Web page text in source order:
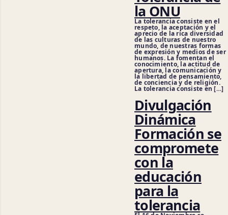
la ONU
La tolerancia consiste en el
respeto, la aceptación y el
aprecio de la rica diversidad
de las culturas de nuestro
mundo, de nuestras formas
de expresión y medios de ser
humanos. La fomentan el
conocimiento, la actitud de
apertura, la comunicación y
la libertad de pensamiento,
de conciencia y de religión.
La tolerancia consiste en […]
Divulgación
Dinámica
Formación se
compromete
con la
educación
para la
tolerancia